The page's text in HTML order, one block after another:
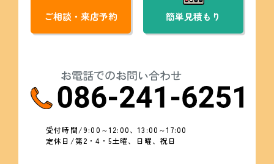
ご相談・来店予約 簡単見積もり
お電話でのお問い合わせ
受付時間/9:00～12:00、13:00～17:00
定休日/第2・4・5土曜、日曜、祝日